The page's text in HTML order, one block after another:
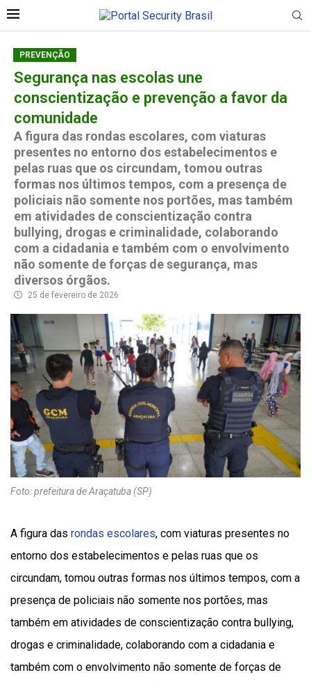
PREVENÇÃO
Segurança nas escolas une
conscientização e prevenção a favor da
comunidade
A figura das rondas escolares, com viaturas
presentes no entorno dos estabelecimentos e
pelas ruas que os circundam, tomou outras
formas nos últimos tempos, com a presença de
policiais não somente nos portões, mas também
em atividades de conscientização contra
bullying, drogas e criminalidade, colaborando
com a cidadania e também com o envolvimento
não somente de forças de segurança, mas
diversos órgãos.
25 de fevereiro de 2026
Foto: prefeitura de Araçatuba (SP)
A figura das rondas escolares, com viaturas presentes no
entorno dos estabelecimentos e pelas ruas que os
circundam, tomou outras formas nos últimos tempos, com a
presença de policiais não somente nos portões, mas
também em atividades de conscientização contra bullying,
drogas e criminalidade, colaborando com a cidadania e
também com o envolvimento não somente de forças de